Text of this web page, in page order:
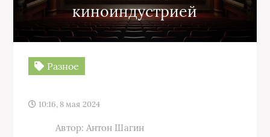
киноиндустрией
Разное
10:16, 8 мая 2024
Автор: Антон Шагин